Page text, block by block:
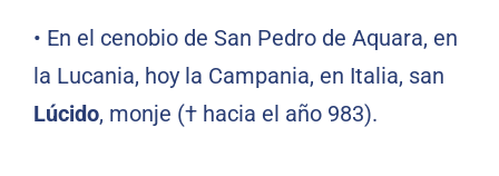
• En el cenobio de San Pedro de Aquara, en
la Lucania, hoy la Campania, en Italia, san
Lúcido, monje († hacia el año 983).